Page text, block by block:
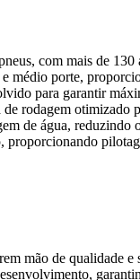
com mais de
médio porte,
para garantir
de rodagem
de água,
mão de qualidade